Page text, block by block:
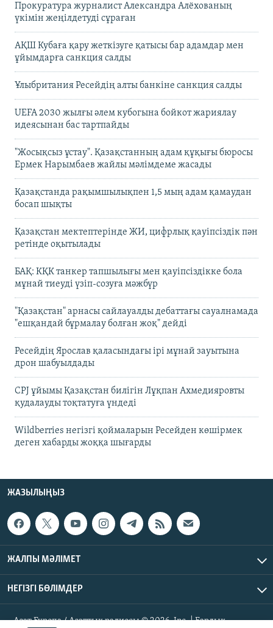
Прокуратура журналист Александра Алёхованың
үкімін жеңілдетуді сұраған
АҚШ Кубаға қару жеткізуге қатысы бар адамдар мен
ұйымдарға санкция салды
Ұлыбритания Ресейдің алты банкіне санкция салды
UEFA 2030 жылғы әлем кубогына бойкот жариялау
идеясынан бас тартпайды
"Жосықсыз ұстау". Қазақстанның адам құқығы бюросы
Ермек Нарымбаев жайлы мәлімдеме жасады
Қазақстанда рақымшылықпен 1,5 мың адам қамаудан
босап шықты
Қазақстан мектептерінде ЖИ, цифрлық қауіпсіздік пән
ретінде оқытылады
БАҚ: КҚК танкер тапшылығы мен қауіпсіздікке бола
мұнай тиеуді үзіп-созуға мәжбүр
"Қазақстан" арнасы сайлауалды дебаттағы сауалнамада
"ешқандай бұрмалау болған жоқ" дейді
Ресейдің Ярослав қаласындағы ірі мұнай зауытына
дрон шабуылдады
CPJ ұйымы Қазақстан билігін Лұқпан Ахмедияровты
қудалауды тоқтатуға үндеді
Wildberries негізгі қоймаларын Ресейден көшірмек
деген хабарды жоққа шығарды
ЖАЗЫЛЫҢЫЗ
ЖАЛПЫ МӘЛІМЕТ
НЕГІЗГІ БӨЛІМДЕР
Азат Еуропа / Азаттық радиосы © 2026, Inc. | Барлық